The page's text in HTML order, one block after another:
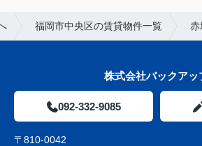
福岡市中央区の賃貸物件一覧 赤
株式会社バックアッ
092-332-9085
〒810-0042